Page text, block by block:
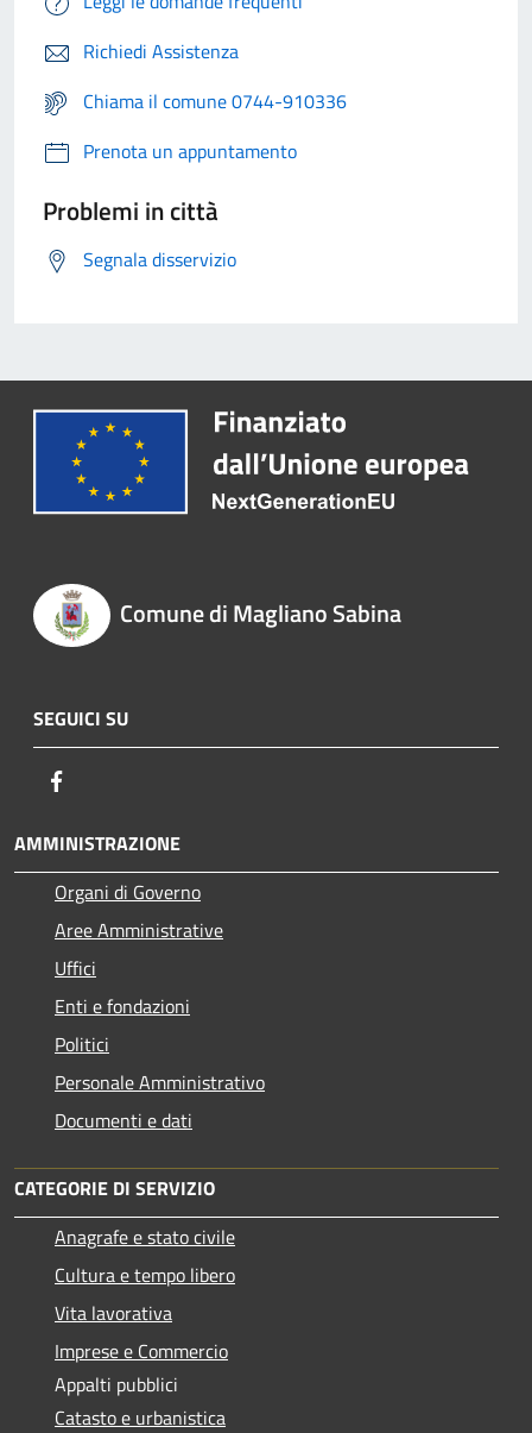
Richiedi Assistenza
Chiama il comune 0744-910336
Prenota un appuntamento
Problemi in città
Segnala disservizio
Comune di Magliano Sabina
SEGUICI SU
AMMINISTRAZIONE
Organi di Governo
Aree Amministrative
Uffici
Enti e fondazioni
Politici
Personale Amministrativo
Documenti e dati
CATEGORIE DI SERVIZIO
Anagrafe e stato civile
Cultura e tempo libero
Vita lavorativa
Imprese e Commercio
Appalti pubblici
Catasto e urbanistica